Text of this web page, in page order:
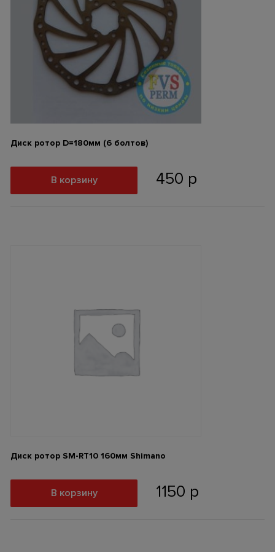
Диск ротор D=180мм (6 болтов)
450 р
В корзину
Диск ротор SM-RT10 160мм Shimano
1150 р
В корзину